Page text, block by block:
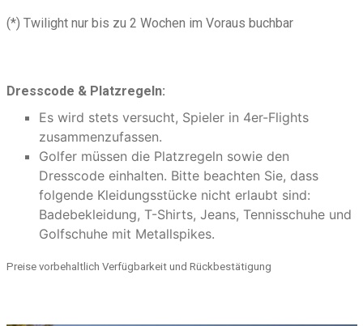
(*) Twilight nur bis zu 2 Wochen im Voraus buchbar
Dresscode & Platzregeln:
Es wird stets versucht, Spieler in 4er-Flights
zusammenzufassen.
Golfer müssen die Platzregeln sowie den
Dresscode einhalten. Bitte beachten Sie, dass
folgende Kleidungsstücke nicht erlaubt sind:
Badebekleidung, T-Shirts, Jeans, Tennisschuhe und
Golfschuhe mit Metallspikes.
Preise vorbehaltlich Verfügbarkeit und Rückbestätigung